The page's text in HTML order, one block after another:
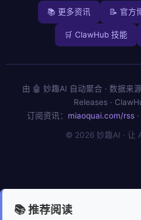
📚 更多资讯 📝 官方
🛒 ClawHub 技能
由 🤖 妙趣AI 自动聚合 · 数据来
Releases ·
订阅资讯： miaoquai.com/rss
© 2026 妙趣AI · 让
📚 推荐阅读